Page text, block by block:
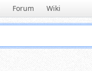
Forum Wiki